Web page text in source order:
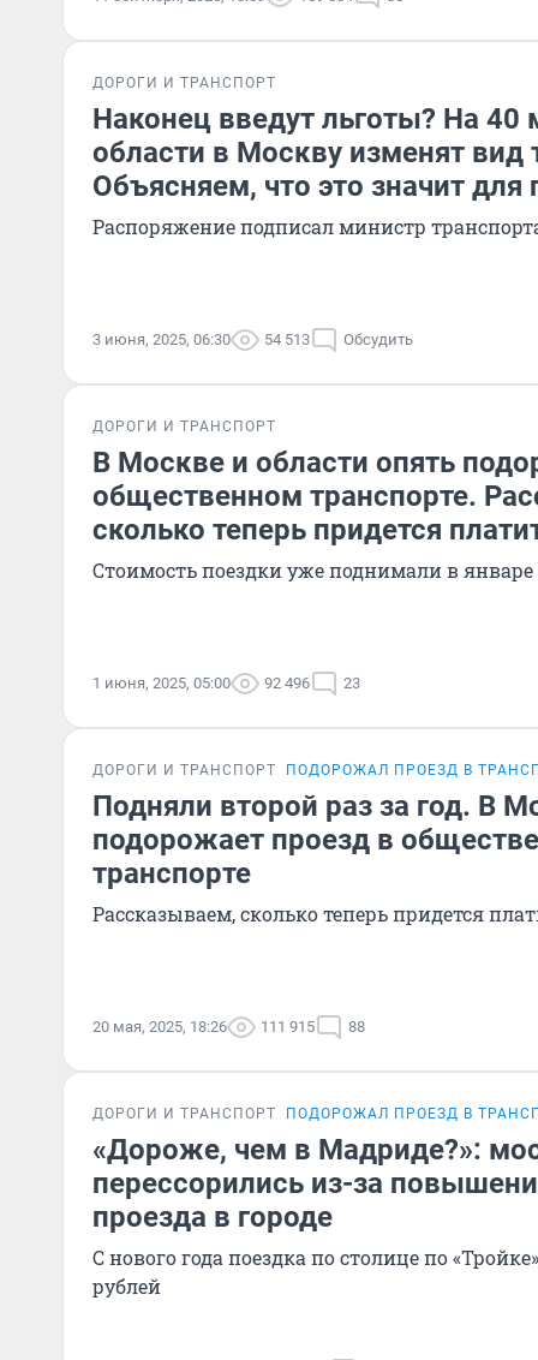
ДОРОГИ И ТРАНСПОРТ
Наконец введут льготы? На 40
области в Москву изменят вид
Объясняем, что это значит
Распоряжение подписал министр
3 июня, 2025, 06:30 54 513 Обсудить
ДОРОГИ И ТРАНСПОРТ
В Москве и области опять
общественном транспорте.
сколько теперь придется
Стоимость поездки уже поднимали в январе
1 июня, 2025, 05:00 92 496 23
ДОРОГИ И ТРАНСПОРТ ПОДОРОЖАЛ ПРОЕЗД В
Подняли второй раз за год. В
подорожает проезд в
транспорте
Рассказываем, сколько теперь придется
20 мая, 2025, 18:26 111 915 88
ДОРОГИ И ТРАНСПОРТ ПОДОРОЖАЛ ПРОЕЗД В
«Дороже, чем в Мадриде?»:
перессорились из-за
проезда в городе
С нового года поездка по столице по
рублей